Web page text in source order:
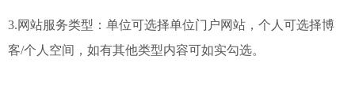
3.网站服务类型：单位可选择单位门户网站，个人可选择博
客/个人空间，如有其他类型内容可如实勾选。